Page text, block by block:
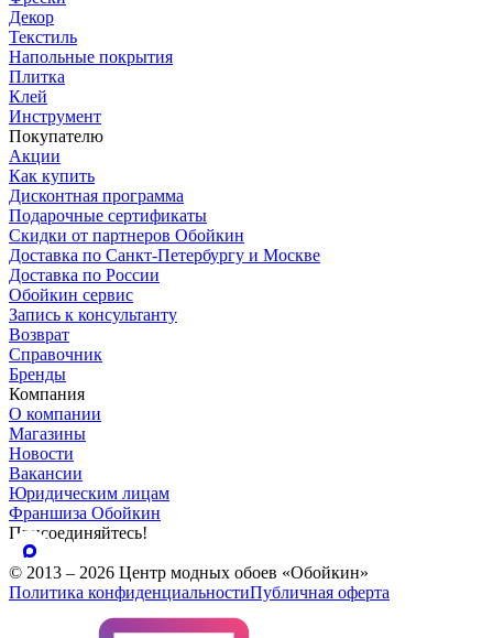
Декор
Текстиль
Напольные покрытия
Плитка
Клей
Инструмент
Покупателю
Акции
Как купить
Дисконтная программа
Подарочные сертификаты
Скидки от партнеров Обойкин
Доставка по Санкт-Петербургу и Москве
Доставка по России
Обойкин сервис
Запись к консультанту
Возврат
Справочник
Бренды
Компания
О компании
Магазины
Новости
Вакансии
Юридическим лицам
Франшиза Обойкин
Присоединяйтесь!
© 2013 – 2026 Центр модных обоев «Обойкин»
Политика конфиденциальностиПубличная оферта